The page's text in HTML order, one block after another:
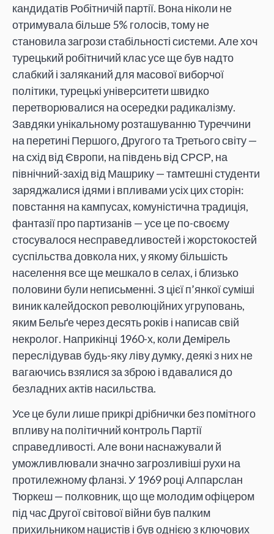
кандидатів Робітничій партії. Вона ніколи не
отримувала більше 5% голосів, тому не
становила загрози стабільності системи. Але хоч
турецький робітничий клас усе ще був надто
слабкий і заляканий для масової виборчої
політики, турецькі університети швидко
перетворювалися на осередки радикалізму.
Завдяки унікальному розташуванню Туреччини
на перетині Першого, Другого та Третього світу —
на схід від Європи, на південь від СРСР, на
північний-захід від Машрику — тамтешні студенти
заряджалися ідями і впливами усіх цих сторін:
повстання на кампусах, комуністична традиція,
фантазії про партизанів — усе це по-своєму
стосувалося несправедливостей і жорстокостей
суспільства довкола них, у якому більшість
населення все ще мешкало в селах, і близько
половини були неписьменні. З цієї п’янкої суміші
виник калейдоскоп революційних угруповань,
яким Бельґе через десять років і написав свій
некролог. Наприкінці 1960-х, коли Демірель
переслідував будь-яку ліву думку, деякі з них не
вагаючись взялися за зброю і вдавалися до
безладних актів насильства.
Усе це були лише прикрі дрібнички без помітного
впливу на політичний контроль Партії
справедливості. Але вони наснажували й
уможливлювали значно загрозливіші рухи на
протилежному фланзі. У 1969 році Алпарслан
Тюркеш — полковник, що ще молодим офіцером
під час Другої світової війни був палким
прихильником нацистів і був однією з ключових